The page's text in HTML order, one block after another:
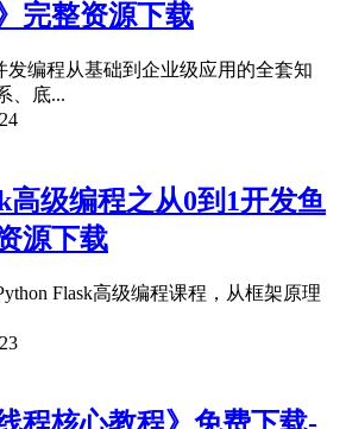
完整资源下载
发编程从基础到企业级应用的全套知
、底...
24
高级编程之从0到1开发鱼
源下载
Flask高级编程课程，从框架原理
23